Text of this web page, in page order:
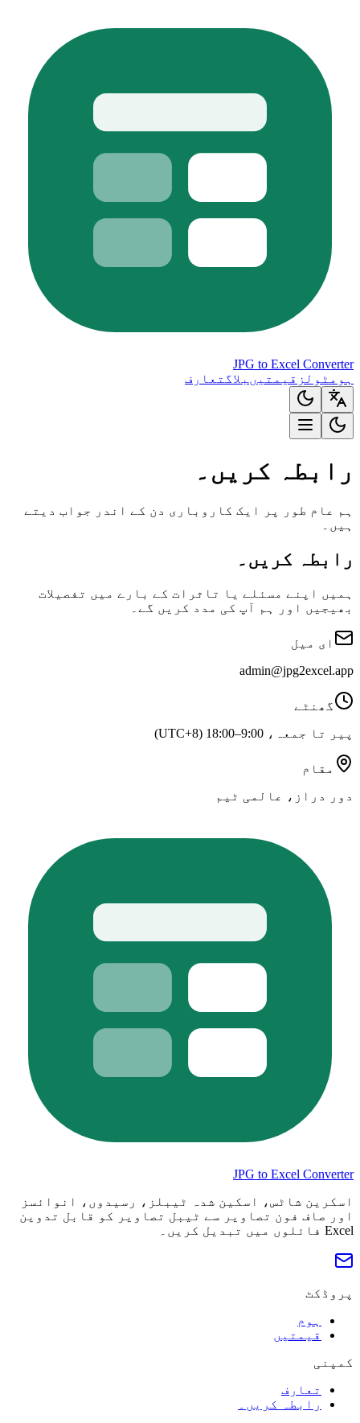
JPG to Excel Converter
ہوم ٹولز قیمتیں بلاگ تعارف
رابطہ کریں۔
ہم عام طور پر ایک کاروباری دن کے اندر جواب دیتے
ہیں۔
رابطہ کریں۔
ہمیں اپنے مسئلے یا تاثرات کے بارے میں تفصیلات
بھیجیں اور ہم آپ کی مدد کریں گے۔
ای میل
admin@jpg2excel.app
گھنٹے
پیر تا جمعہ، 9:00–18:00 (UTC+8)
مقام
دور دراز، عالمی ٹیم
JPG to Excel Converter
اسکرین شاٹس، اسکین شدہ ٹیبلز، رسیدوں، انوائسز
اور صاف فون تصاویر سے ٹیبل تصاویر کو قابل تدوین
Excel فائلوں میں تبدیل کریں۔
پروڈکٹ
ہوم
قیمتیں
کمپنی
تعارف
رابطہ کریں۔